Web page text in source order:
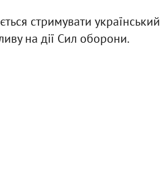
стримувати український
на дії Сил оборони.